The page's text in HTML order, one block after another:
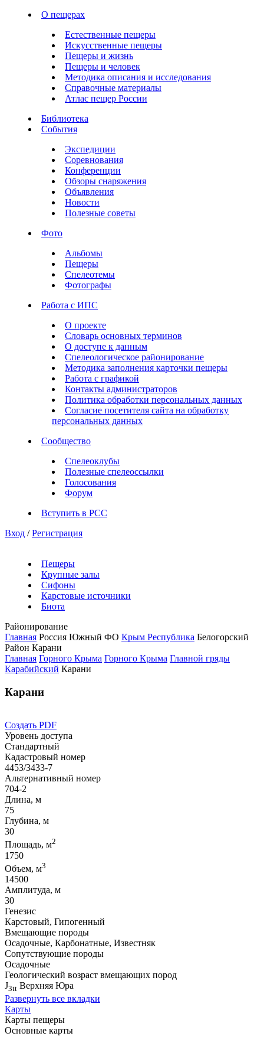
О пещерах
Естественные пещеры
Искусственные пещеры
Пещеры и жизнь
Пещеры и человек
Методика описания и исследования
Справочные материалы
Атлас пещер России
Библиотека
События
Экспедиции
Соревнования
Конференции
Обзоры снаряжения
Объявления
Новости
Полезные советы
Фото
Альбомы
Пещеры
Спелеотемы
Фотографы
Работа с ИПС
О проекте
Словарь основных терминов
О доступе к данным
Спелеологическое районирование
Методика заполнения карточки пещеры
Работа с графикой
Контакты администраторов
Политика обработки персональных данных
Согласие посетителя сайта на обработку
персональных данных
Сообщество
Спелеоклубы
Полезные спелеоссылки
Голосования
Форум
Вступить в РСС
Вход / Регистрация
Пещеры
Крупные залы
Сифоны
Карстовые источники
Биота
Районирование
Главная Россия Южный ФО Крым Республика Белогорский
Район Карани
Главная Горного Крыма Горного Крыма Главной гряды
Карабийский Карани
Карани
Создать PDF
Уровень доступа
Стандартный
Кадастровый номер
4453/3433-7
Альтернативный номер
704-2
Длина, м
75
Глубина, м
30
Площадь, м2
1750
Объем, м3
14500
Амплитуда, м
30
Генезис
Карстовый, Гипогенный
Вмещающие породы
Осадочные, Карбонатные, Известняк
Сопутствующие породы
Осадочные
Геологический возраст вмещающих пород
J3tt Верхняя Юра
Развернуть все вкладки
Карты
Карты пещеры
Основные карты